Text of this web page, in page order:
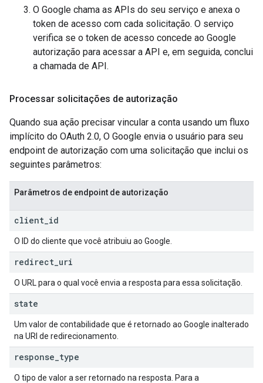
O Google chama as APIs do seu serviço e anexa o
token de acesso com cada solicitação. O serviço
verifica se o token de acesso concede ao Google
autorização para acessar a API e, em seguida, conclui
a chamada de API.
Processar solicitações de autorização
Quando sua ação precisar vincular a conta usando um fluxo
implícito do OAuth 2.0, O Google envia o usuário para seu
endpoint de autorização com uma solicitação que inclui os
seguintes parâmetros:
Parâmetros de endpoint de autorização
client id
O ID do cliente que você atribuiu ao Google.
redirect uri
O URL para o qual você envia a resposta para essa solicitação.
state
Um valor de contabilidade que é retornado ao Google inalterado
na URI de redirecionamento.
response type
O tipo de valor a ser retornado na resposta. Para a